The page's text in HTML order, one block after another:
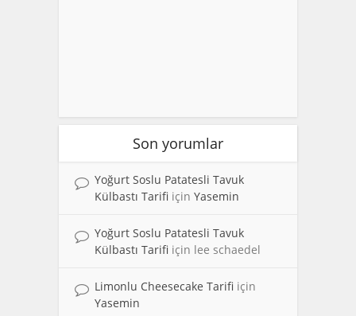
Son yorumlar
Yoğurt Soslu Patatesli Tavuk
Külbastı Tarifi için Yasemin
Yoğurt Soslu Patatesli Tavuk
Külbastı Tarifi için lee schaedel
Limonlu Cheesecake Tarifi için
Yasemin